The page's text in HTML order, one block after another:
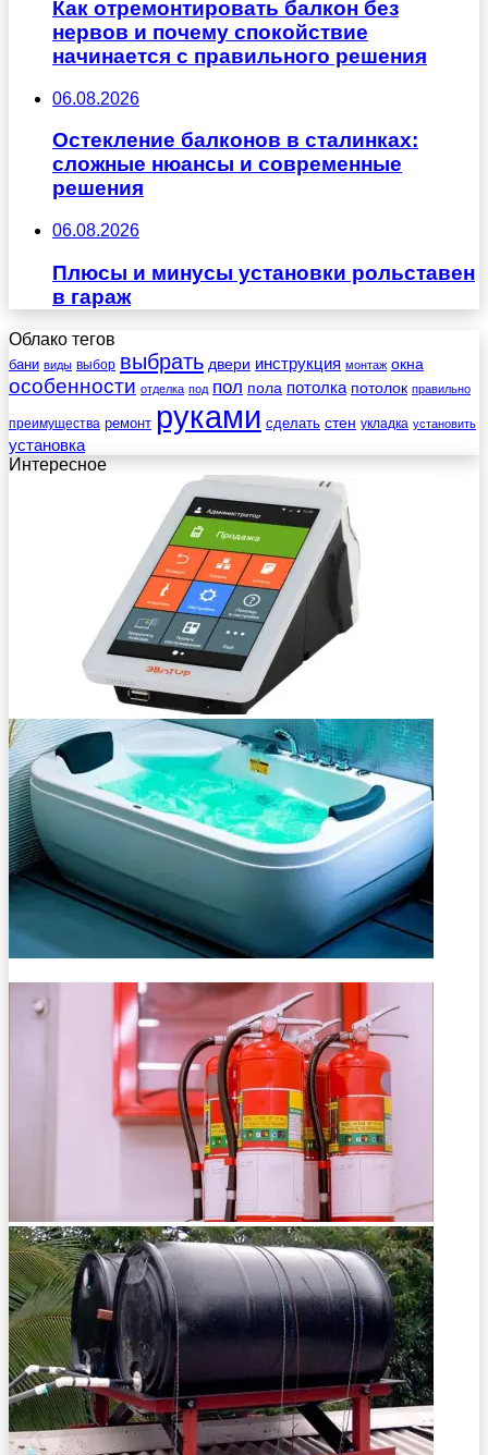
Как отремонтировать балкон без
нервов и почему спокойствие
начинается с правильного решения
06.08.2026
Остекление балконов в сталинках:
сложные нюансы и современные
решения
06.08.2026
Плюсы и минусы установки рольставен
в гараж
Облако тегов
бани виды выбор выбрать двери инструкция монтаж окна
особенности отделка под пол пола потолка потолок правильно
преимущества ремонт руками сделать стен укладка установить
установка
Интересное